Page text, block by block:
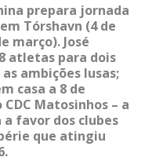
prepara jornada
Tórshavn (4 de
março). José
atletas para dois
ambições lusas;
casa a 8 de
Matosinhos – a
favor dos clubes
que atingiu